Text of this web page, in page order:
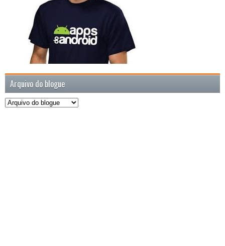
Arquivo do blogue